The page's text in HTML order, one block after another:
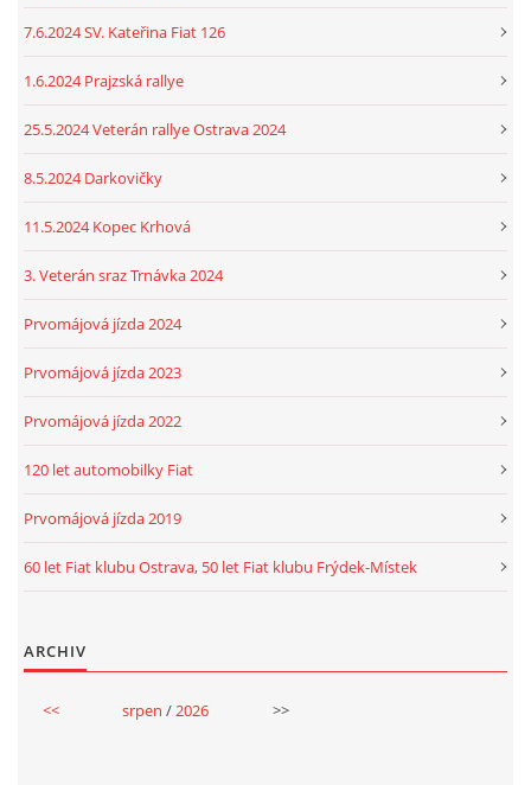
7.6.2024 SV. Kateřina Fiat 126
1.6.2024 Prajzská rallye
25.5.2024 Veterán rallye Ostrava 2024
8.5.2024 Darkovičky
11.5.2024 Kopec Krhová
3. Veterán sraz Trnávka 2024
Prvomájová jízda 2024
Prvomájová jízda 2023
Prvomájová jízda 2022
120 let automobilky Fiat
Prvomájová jízda 2019
60 let Fiat klubu Ostrava, 50 let Fiat klubu Frýdek-Místek
ARCHIV
<< srpen / 2026 >>